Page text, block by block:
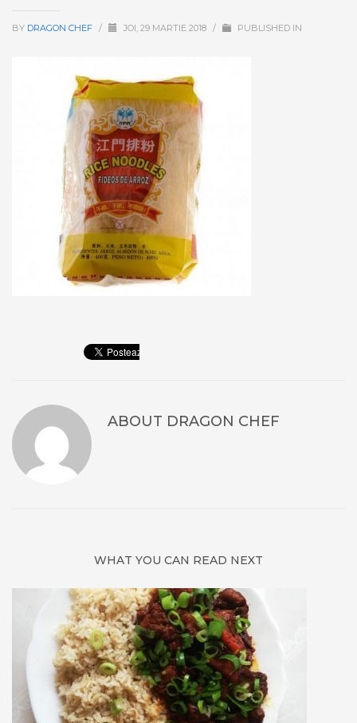
BY DRAGON CHEF / JOI, 29 MARTIE 2018 / PUBLISHED IN
ABOUT DRAGON CHEF
WHAT YOU CAN READ NEXT